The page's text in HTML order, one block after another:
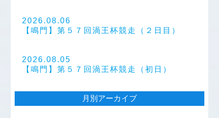
2026.08.06
【鳴門】第５７回渦王杯競走（２日目）
2026.08.05
【鳴門】第５７回渦王杯競走（初日）
月別アーカイブ